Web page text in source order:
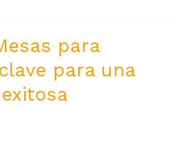
para
para una